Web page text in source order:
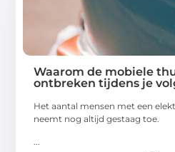
Waarom de mobiele
ontbreken tijdens je
Het aantal mensen met een
neemt nog altijd gestaag toe.
...